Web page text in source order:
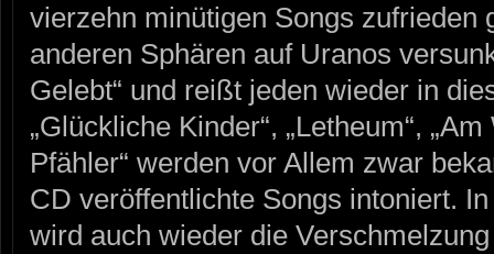
vierzehn minütigen Songs zufrieden
anderen Sphären auf Uranos
Gelebt“ und reißt jeden wieder in
„Glückliche Kinder“, „Letheum“,
Pfähler“ werden vor Allem zwar
CD veröffentlichte Songs intoniert.
wird auch wieder die Verschmelzung